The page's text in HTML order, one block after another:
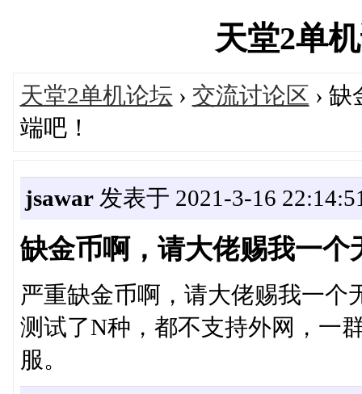
天堂2单
天堂2单机论坛 › 交流讨论区 ›
端吧！
jsawar发表于 2021-3-16
缺金币啊，请大佬赐我一个
严重缺金币啊，请大佬赐我一个
测试了N种，都不支持外网，一
服。